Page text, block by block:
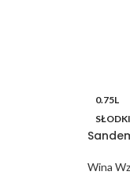
0.75L
Wina